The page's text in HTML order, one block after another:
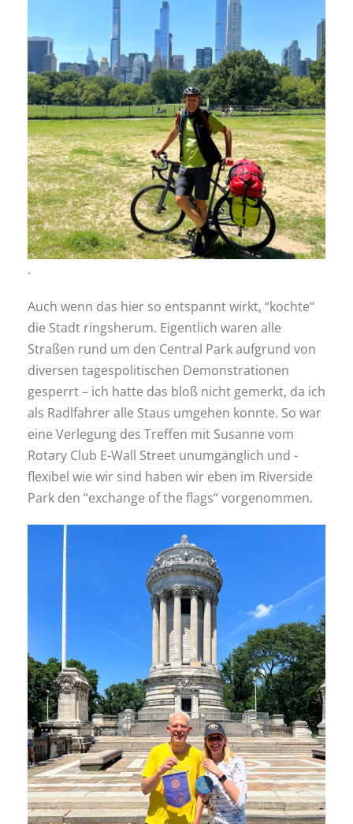
.
Auch wenn das hier so entspannt wirkt, “kochte“
die Stadt ringsherum. Eigentlich waren alle
Straßen rund um den Central Park aufgrund von
diversen tagespolitischen Demonstrationen
gesperrt – ich hatte das bloß nicht gemerkt, da ich
als Radlfahrer alle Staus umgehen konnte. So war
eine Verlegung des Treffen mit Susanne vom
Rotary Club E-Wall Street unumgänglich und -
flexibel wie wir sind haben wir eben im Riverside
Park den “exchange of the flags“ vorgenommen.